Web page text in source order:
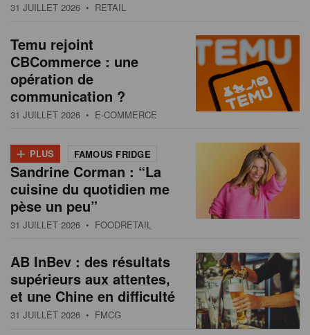
31 JUILLET 2026 • RETAIL
Temu rejoint
CBCommerce : une
opération de
communication ?
31 JUILLET 2026 • E-COMMERCE
+ PLUS FAMOUS FRIDGE
Sandrine Corman : “La
cuisine du quotidien me
pèse un peu”
31 JUILLET 2026 • FOODRETAIL
AB InBev : des résultats
supérieurs aux attentes,
et une Chine en difficulté
31 JUILLET 2026 • FMCG